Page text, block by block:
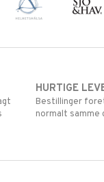
HURTIGE
Bestillinger
normalt samme